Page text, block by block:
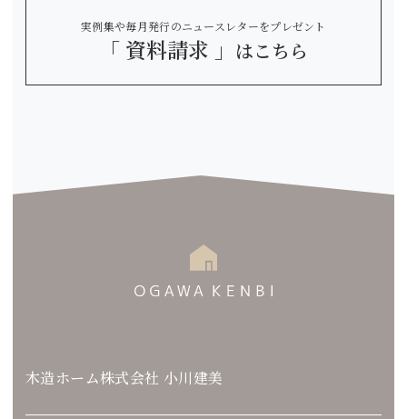
実例集や毎月発行のニュースレターをプレゼント
「 資料請求 」 はこちら
木造ホーム株式会社 小川建美